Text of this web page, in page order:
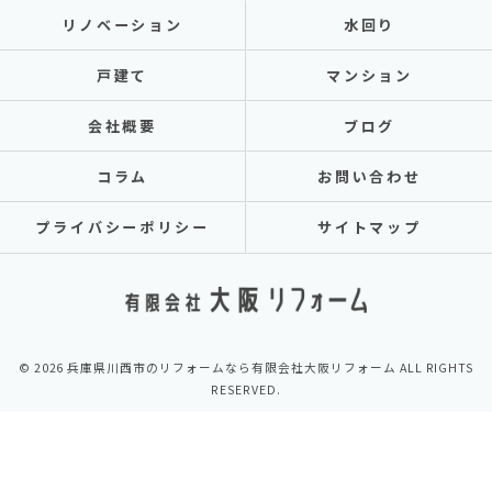
リノベーション 水回り
戸建て マンション
会社概要 ブログ
コラム お問い合わせ
プライバシーポリシー サイトマップ
© 2026 兵庫県川西市のリフォームなら有限会社大阪リフォーム ALL RIGHTS
RESERVED.